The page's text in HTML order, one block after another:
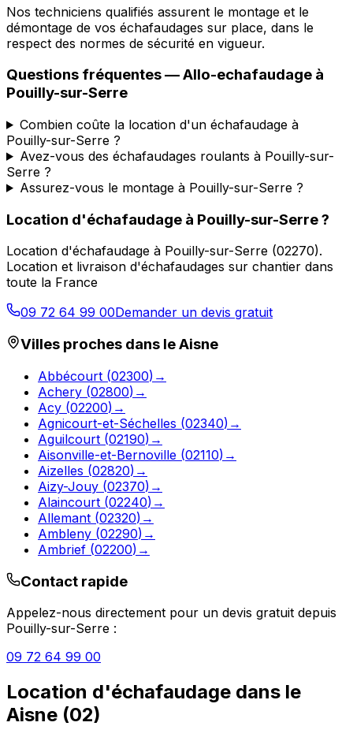
Nos techniciens qualifiés assurent le montage et le
démontage de vos échafaudages sur place, dans le
respect des normes de sécurité en vigueur.
Questions fréquentes —Allo-echafaudage à
Pouilly-sur-Serre
Combien coûte la location d'un échafaudage à
Pouilly-sur-Serre ?
Avez-vous des échafaudages roulants à Pouilly-sur-
Serre ?
Assurez-vous le montage à Pouilly-sur-Serre ?
Location d'échafaudage à Pouilly-sur-Serre?
Location d'échafaudage à Pouilly-sur-Serre (02270).
Location et livraison d'échafaudages sur chantier dans
toute la France
09 72 64 99 00Demander un devis gratuit
Villes proches dans leAisne
Abbécourt (02300) →
Achery (02800) →
Acy (02200) →
Agnicourt-et-Séchelles (02340) →
Aguilcourt (02190) →
Aisonville-et-Bernoville (02110) →
Aizelles (02820) →
Aizy-Jouy (02370) →
Alaincourt (02240) →
Allemant (02320) →
Ambleny (02290) →
Ambrief (02200) →
Contact rapide
Appelez-nous directement pour un devis gratuit depuis
Pouilly-sur-Serre :
09 72 64 99 00
Location d'échafaudage dans le
Aisne (02)